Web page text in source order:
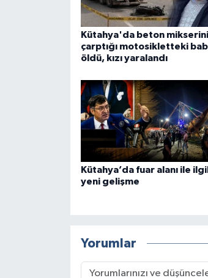
Kütahya'da beton
çarptığı motosikletteki
öldü, kızı yaralandı
Kütahya’da fuar alanı ile
yeni gelişme
Yorumlar